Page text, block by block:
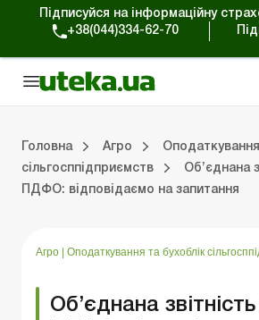
Підписуйся на інформаційну
+38(044)334-62-70
Головна Агро
сільгосппідприємств
Об’єднана
ПДФО: відповідаємо на запитання
Агро Оподаткування та бухоблік
Об’єднана